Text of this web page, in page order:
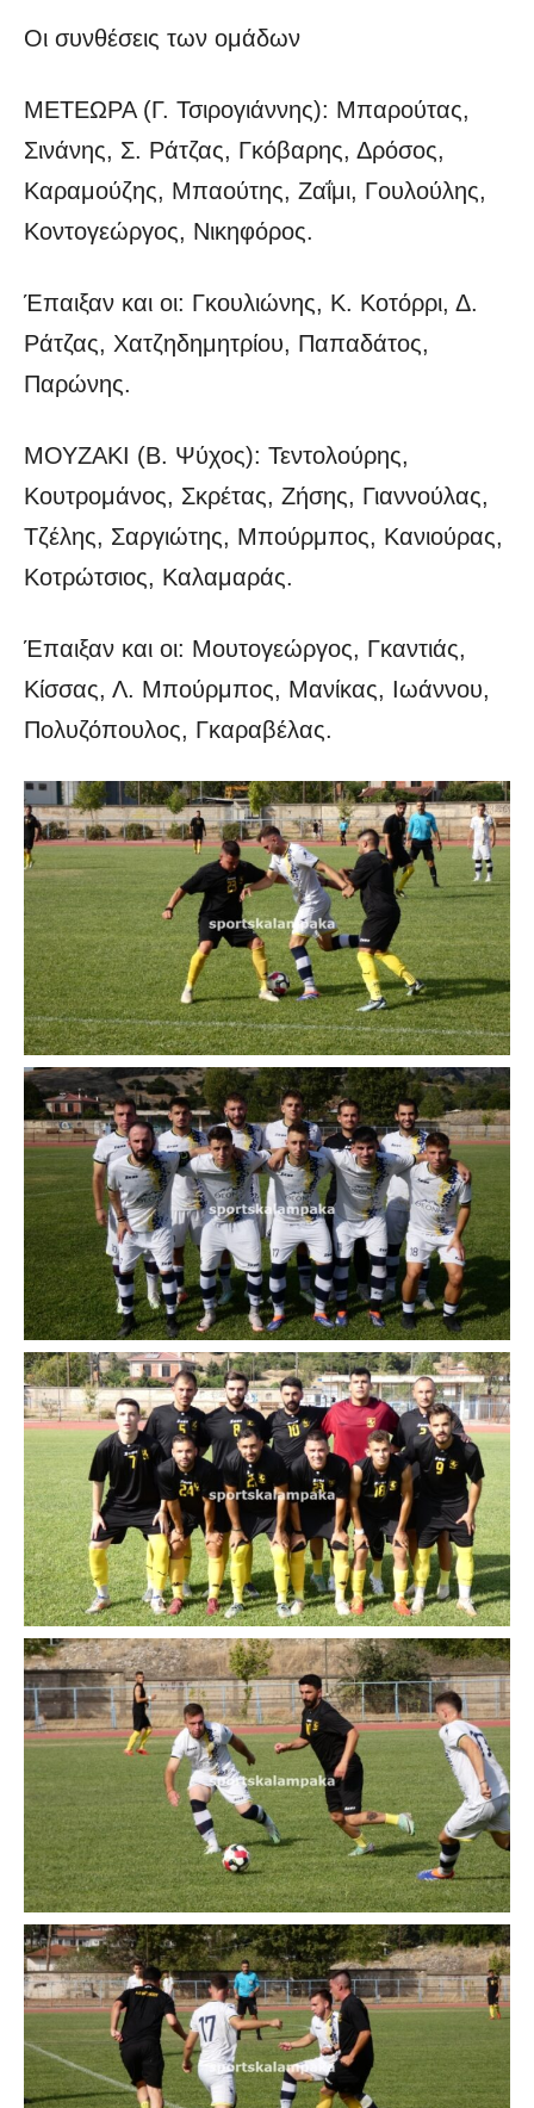
Οι συνθέσεις των ομάδων
ΜΕΤΕΩΡΑ (Γ. Τσιρογιάννης): Μπαρούτας,
Σινάνης, Σ. Ράτζας, Γκόβαρης, Δρόσος,
Καραμούζης, Μπαούτης, Ζαΐμι, Γουλούλης,
Κοντογεώργος, Νικηφόρος.
Έπαιξαν και οι: Γκουλιώνης, Κ. Κοτόρρι, Δ.
Ράτζας, Χατζηδημητρίου, Παπαδάτος,
Παρώνης.
ΜΟΥΖΑΚΙ (Β. Ψύχος): Τεντολούρης,
Κουτρομάνος, Σκρέτας, Ζήσης, Γιαννούλας,
Τζέλης, Σαργιώτης, Μπούρμπος, Κανιούρας,
Κοτρώτσιος, Καλαμαράς.
Έπαιξαν και οι: Μουτογεώργος, Γκαντιάς,
Κίσσας, Λ. Μπούρμπος, Μανίκας, Ιωάννου,
Πολυζόπουλος, Γκαραβέλας.